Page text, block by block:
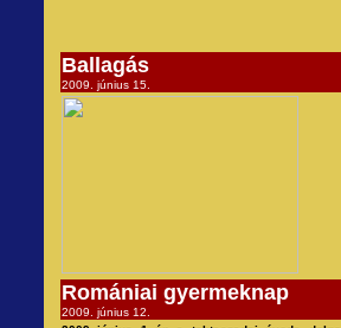
Ballagás
2009. június 15.
Romániai gyermeknap
2009. június 12.